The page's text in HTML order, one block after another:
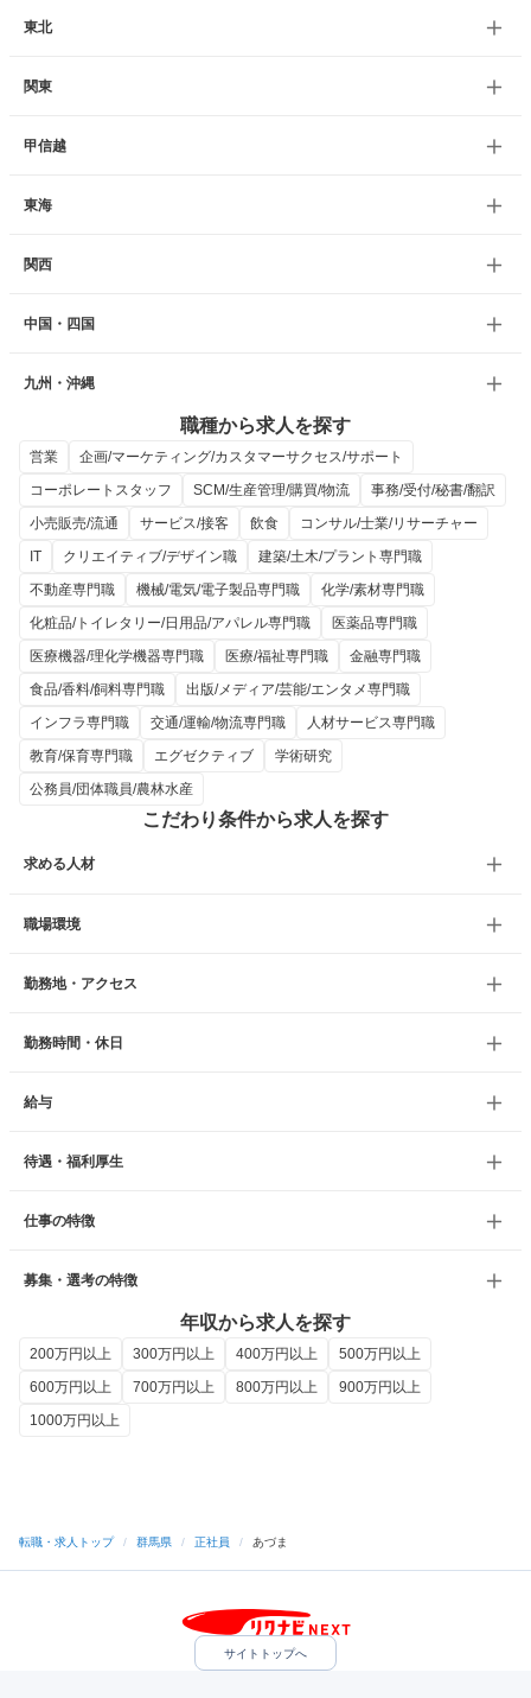
東北
関東
甲信越
東海
関西
中国・四国
九州・沖縄
職種から求人を探す
営業
企画/マーケティング/カスタマーサクセス/サポート
コーポレートスタッフ
SCM/生産管理/購買/物流
事務/受付/秘書/翻訳
小売販売/流通
サービス/接客 飲食
コンサル/士業/リサーチャー
IT
クリエイティブ/デザイン職
建築/土木/プラント専門職
不動産専門職
機械/電気/電子製品専門職
化学/素材専門職
化粧品/トイレタリー/日用品/アパレル専門職
医薬品専門職
医療機器/理化学機器専門職
医療/福祉専門職
金融専門職
食品/香料/飼料専門職
出版/メディア/芸能/エンタメ専門職
インフラ専門職
交通/運輸/物流専門職
人材サービス専門職
教育/保育専門職
エグゼクティブ
学術研究
公務員/団体職員/農林水産
こだわり条件から求人を探す
求める人材
職場環境
勤務地・アクセス
勤務時間・休日
給与
待遇・福利厚生
仕事の特徴
募集・選考の特徴
年収から求人を探す
200万円以上 300万円以上 400万円以上
500万円以上
600万円以上
700万円以上 800万円以上
900万円以上
1000万円以上
転職・求人トップ / 群馬県 / 正社員 / あづま
サイトトップへ